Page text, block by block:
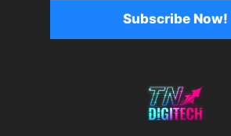
Subscribe Now!